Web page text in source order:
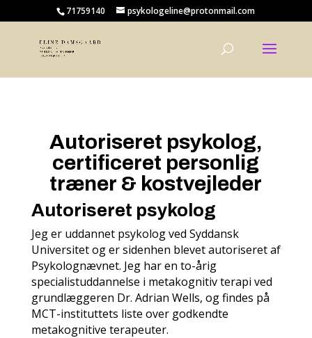
71759140 psykologeline@protonmail.com
Autoriseret psykolog,
certificeret personlig
træner & kostvejleder
Autoriseret psykolog
Jeg er uddannet psykologved Syddansk
Universitet og er sidenhen blevet autoriseret af
Psykolognævnet. Jeg har en to-årig
specialistuddannelse i metakognitiv terapi ved
grundlæggeren Dr. Adrian Wells, og findes på
MCT-instituttets liste over godkendte
metakognitive terapeuter.